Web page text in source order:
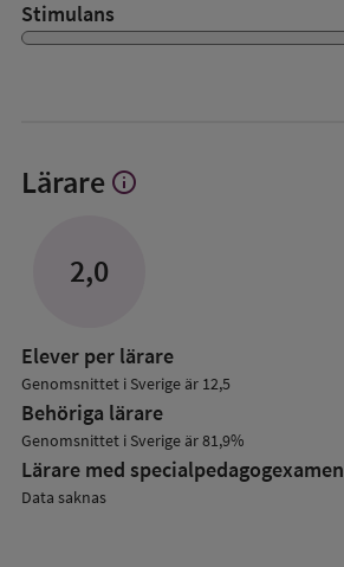
Stimulans
Lärare Visa
info
2,0
Elever per lärare
Genomsnittet i Sverige är 12,5
Behöriga lärare
Genomsnittet i Sverige är 81,9%
Lärare med specialpedagog­examen
Data saknas